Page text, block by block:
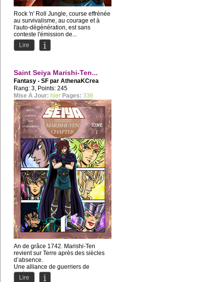
Rock 'n' Roll Jungle, course effrénée
au survivalisme, au courage et à
l'auto-dégénération, est sans
conteste l'émission de...
Lire
Saint Seiya Marishi-Ten...
Fantasy - SF par AthenaKCrea
Rang: 3, Points: 245
Mise À Jour: hier Pages: 336
An de grâce 1742. Marishi-Ten
revient sur Terre après des siècles
d’absence.
Une alliance de guerriers de
différents camps va...
Lire